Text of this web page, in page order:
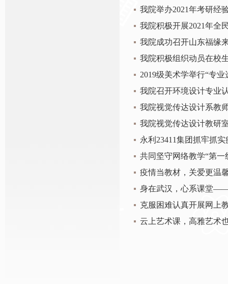
我院举办2021年考研经
我院积极开展2021年全
我院成功召开山东福缘
我院积极组织动员在校
2019级美术学举行“专业
我院召开环境设计专业
我院视觉传达设计系教
我院视觉传达设计教研
永利23411集团抓牢抓
共同坚守网络教学“第
疫情当教材，关爱更温
身在武汉，心系课堂——
克服困难认真开展网上
云上艺术课，高雅艺术